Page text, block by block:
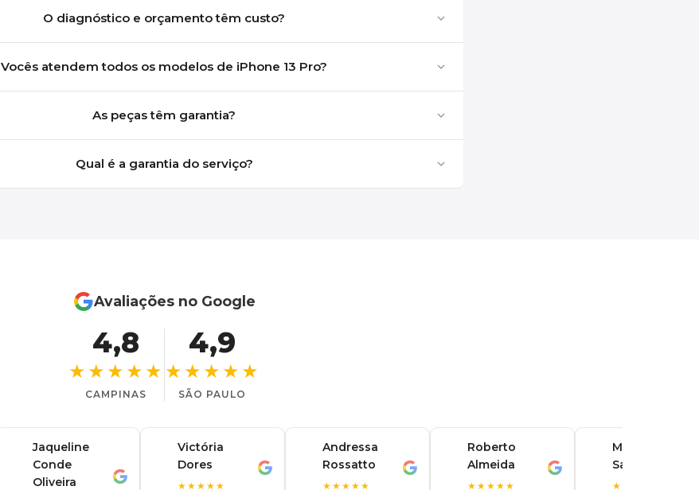
O diagnóstico e orçamento têm custo?
Vocês atendem todos os modelos de iPhone 13 Pro?
As peças têm garantia?
Qual é a garantia do serviço?
Avaliações no Google
4,8
★★★★★
CAMPINAS
4,9
★★★★★
SÃO PAULO
Jaqueline
Conde
Oliveira
Victória
Dores
★★★★★
Andressa
Rossatto
★★★★★
Roberto
Almeida
★★★★★
Marina
Santos
★★★★★